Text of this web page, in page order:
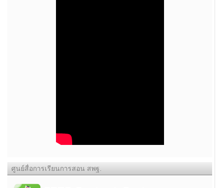
ศูนย์สื่อการเรียนการสอน สพฐ.